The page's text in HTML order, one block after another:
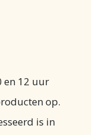
en 12 uur
op.
is in